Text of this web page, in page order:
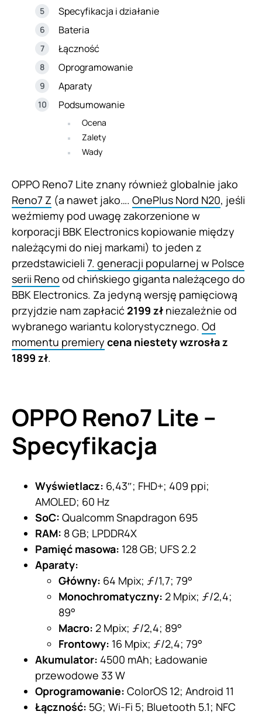
Specyfikacja i działanie
Bateria
Łączność
Oprogramowanie
Aparaty
Podsumowanie
Ocena
Zalety
Wady
OPPO Reno7 Lite znany również globalnie jako
Reno7 Z (a nawet jako…. OnePlus Nord N20, jeśli
weźmiemy pod uwagę zakorzenione w
korporacji BBK Electronics kopiowanie między
należącymi do niej markami) to jeden z
przedstawicieli 7. generacji popularnej w Polsce
serii Reno od chińskiego giganta należącego do
BBK Electronics. Za jedyną wersję pamięciową
przyjdzie nam zapłacić 2199 zł niezależnie od
wybranego wariantu kolorystycznego. Od
momentu premiery cena niestety wzrosła z
1899 zł.
OPPO Reno7 Lite –
Specyfikacja
Wyświetlacz: 6,43″; FHD+; 409 ppi;
AMOLED; 60 Hz
SoC: Qualcomm Snapdragon 695
RAM: 8 GB; LPDDR4X
Pamięć masowa: 128 GB; UFS 2.2
Aparaty:
Główny: 64 Mpix; ƒ/1,7; 79°
Monochromatyczny: 2 Mpix; ƒ/2,4;
89°
Macro: 2 Mpix; ƒ/2,4; 89°
Frontowy: 16 Mpix; ƒ/2,4; 79°
Akumulator: 4500 mAh; Ładowanie
przewodowe 33 W
Oprogramowanie: ColorOS 12; Android 11
Łączność: 5G; Wi-Fi 5; Bluetooth 5.1; NFC